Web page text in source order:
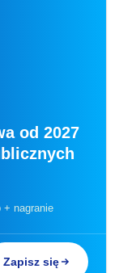
od 2027
+ nagranie
Zapisz się